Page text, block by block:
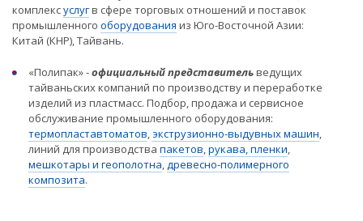
комплексуслугв сфере торговых отношений и поставок
промышленного оборудования из Юго-Восточной Азии:
Китай (КНР), Тайвань.
«Полипак» -официальный представительведущих
тайваньских компаний по производству и переработке
изделий из пластмасс. Подбор, продажа и сервисное
обслуживание промышленного оборудования:
термопластавтоматов, экструзионно-выдувных машин,
линий для производства пакетов,рукава, пленки,
мешкотары и геополотна,древесно-полимерного
композита.